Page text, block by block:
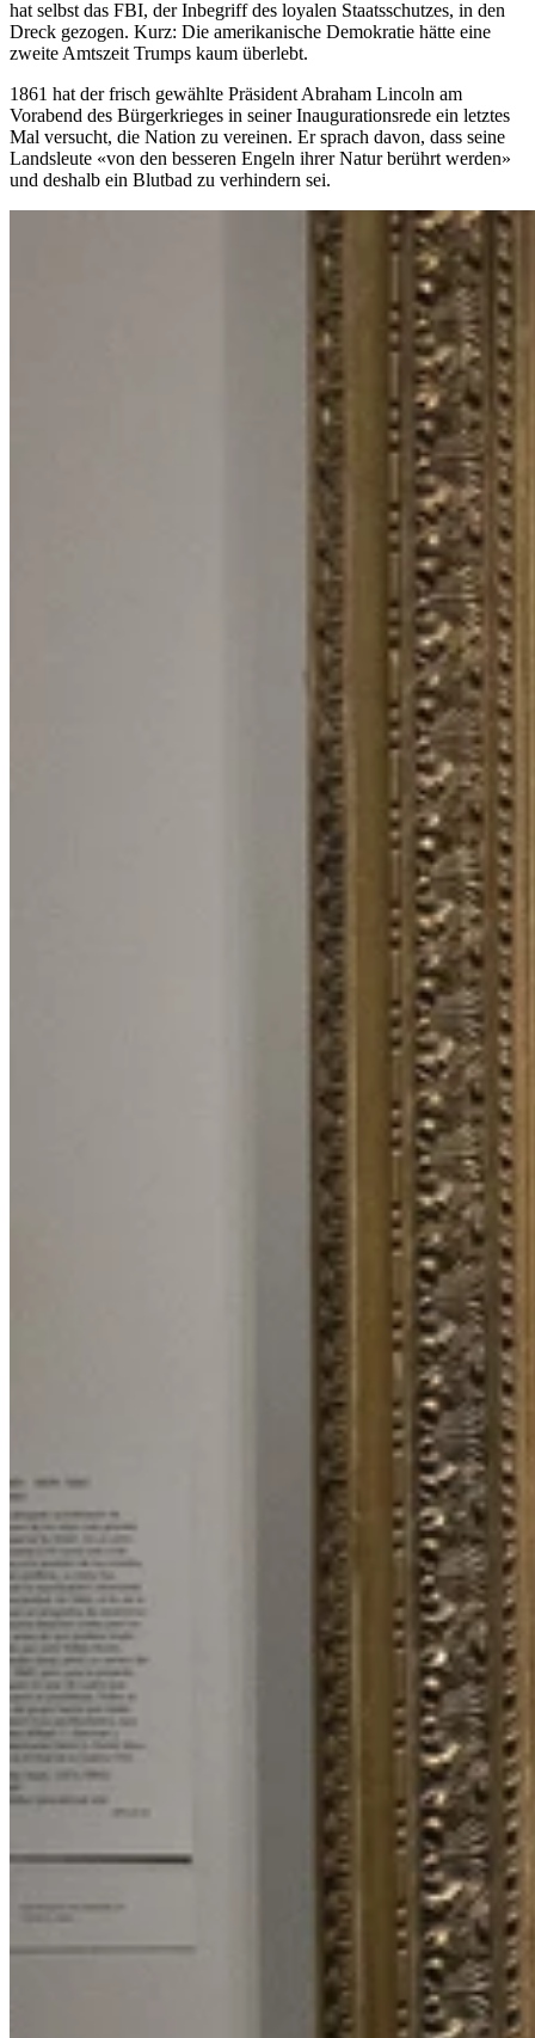
hat selbst das FBI, der Inbegriff des loyalen Staatsschutzes, in den
Dreck gezogen. Kurz: Die amerikanische Demokratie hätte eine
zweite Amtszeit Trumps kaum überlebt.
1861 hat der frisch gewählte Präsident Abraham Lincoln am
Vorabend des Bürgerkrieges in seiner Inaugurationsrede ein letztes
Mal versucht, die Nation zu vereinen. Er sprach davon, dass seine
Landsleute «von den besseren Engeln ihrer Natur berührt werden»
und deshalb ein Blutbad zu verhindern sei.